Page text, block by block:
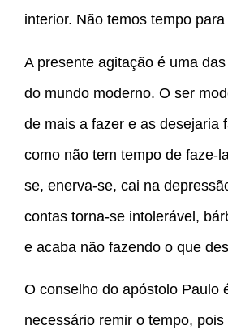
interior. Não temos tempo
A presente agitação é uma
do mundo moderno. O ser
de mais a fazer e as desejaria
como não tem tempo de faze-
se, enerva-se, cai na
contas torna-se intolerável,
e acaba não fazendo o que
O conselho do apóstolo Paulo
necessário remir o tempo,